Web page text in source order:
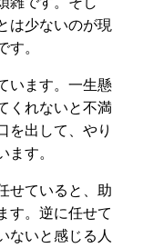
は少ないのが現
す。
います。一生懸
くれないと不満
を出して、やり
す。
せていると、助
す。逆に任せて
ないと感じる人